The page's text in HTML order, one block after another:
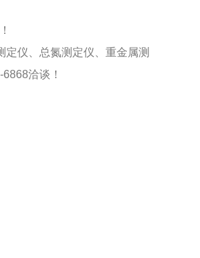
定仪、总氮测定仪、重金属测
洽谈！